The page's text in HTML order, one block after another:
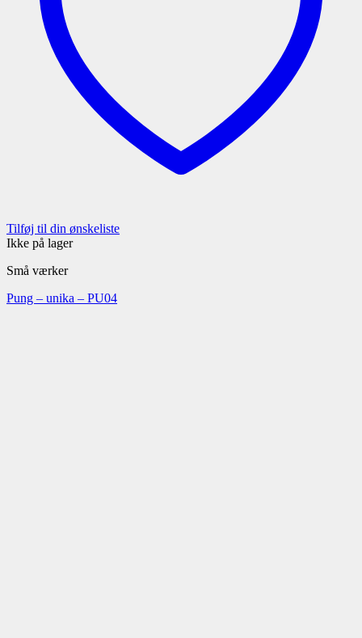
Tilføj til din ønskeliste
Ikke på lager
Små værker
Pung – unika – PU04